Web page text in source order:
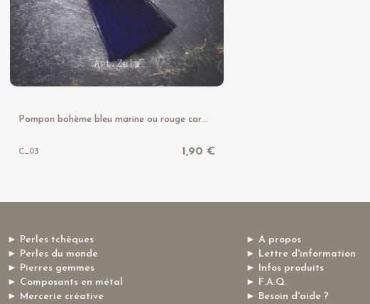
C_03 1,90 €
► Perles tchèques
► Perles du monde
► Pierres gemmes
► Composants en métal
► Mercerie créative
► A propos
► Lettre d'information
► Infos produits
► F.A.Q.
► Besoin d'aide ?